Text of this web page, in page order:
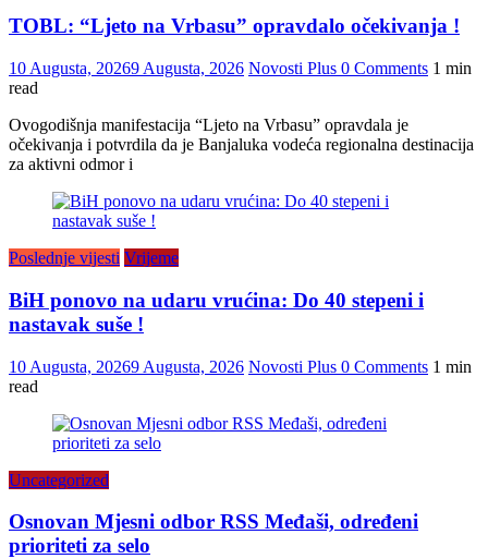
TOBL: “Ljeto na Vrbasu” opravdalo očekivanja !
10 Augusta, 20269 Augusta, 2026 Novosti Plus 0 Comments 1 min
read
Ovogodišnja manifestacija “Ljeto na Vrbasu” opravdala je
očekivanja i potvrdila da je Banjaluka vodeća regionalna destinacija
za aktivni odmor i
Poslednje vijesti Vrijeme
BiH ponovo na udaru vrućina: Do 40 stepeni i
nastavak suše !
10 Augusta, 20269 Augusta, 2026 Novosti Plus 0 Comments 1 min
read
Uncategorized
Osnovan Mjesni odbor RSS Međaši, određeni
prioriteti za selo